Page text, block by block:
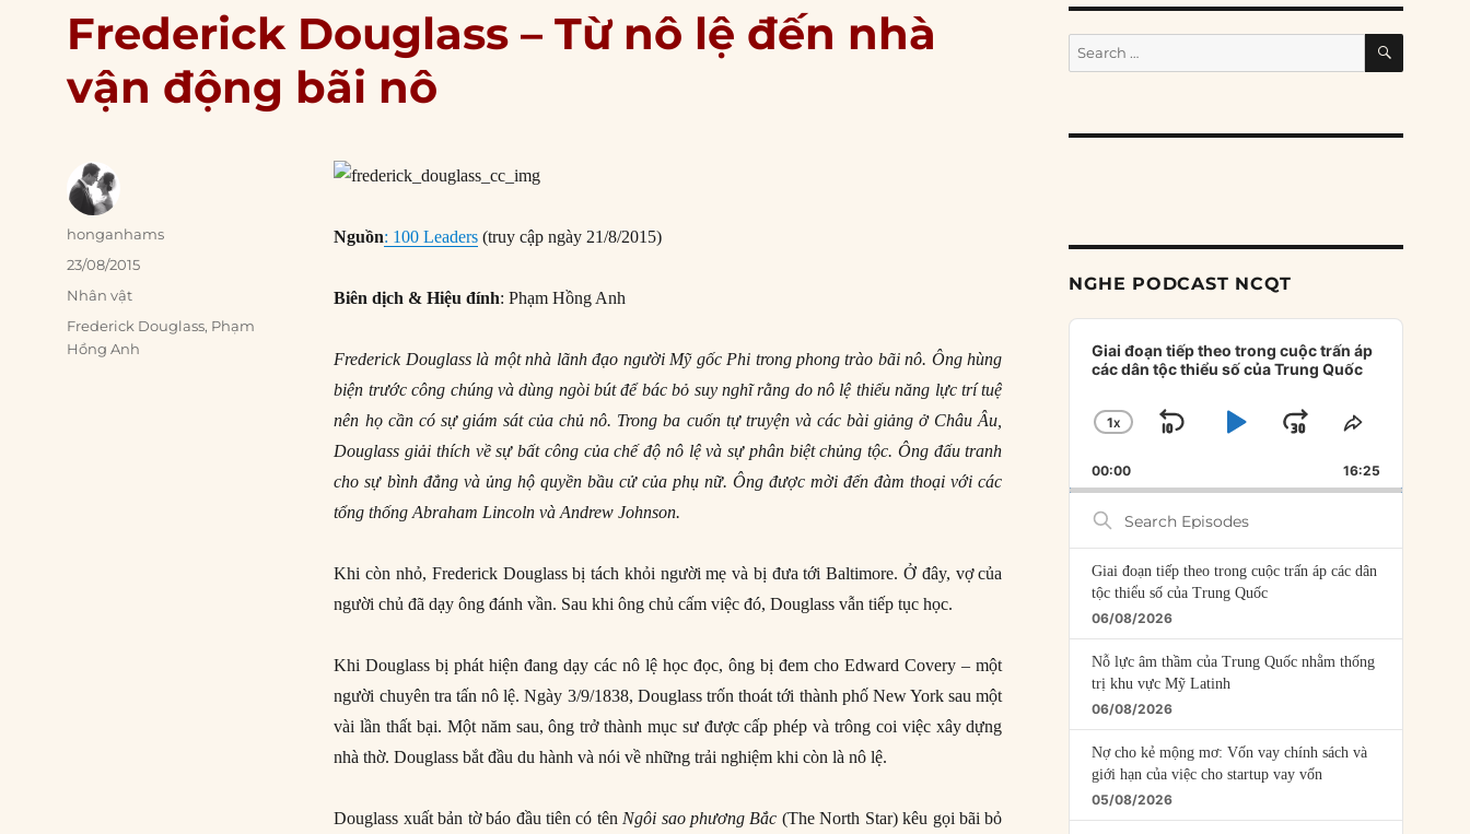
Frederick Douglass – Từ nô lệ đến nhà
vận động bãi nô
Nguồn: 100 Leaders (truy cập ngày 21/8/2015)
Biên dịch & Hiệu đính: Phạm Hồng Anh
Frederick Douglass là một nhà lãnh đạo người Mỹ gốc Phi trong phong trào bãi nô. Ông hùng
biện trước công chúng và dùng ngòi bút để bác bỏ suy nghĩ rằng do nô lệ thiếu năng lực trí tuệ
nên họ cần có sự giám sát của chủ nô. Trong ba cuốn tự truyện và các bài giảng ở Châu Âu,
Douglass giải thích về sự bất công của chế độ nô lệ và sự phân biệt chủng tộc. Ông đấu tranh
cho sự bình đẳng và ủng hộ quyền bầu cử của phụ nữ. Ông được mời đến đàm thoại với các
tổng thống Abraham Lincoln và Andrew Johnson.
Khi còn nhỏ, Frederick Douglass bị tách khỏi người mẹ và bị đưa tới Baltimore. Ở đây, vợ của
người chủ đã dạy ông đánh vần. Sau khi ông chủ cấm việc đó, Douglass vẫn tiếp tục học.
Khi Douglass bị phát hiện đang dạy các nô lệ học đọc, ông bị đem cho Edward Covery – một
người chuyên tra tấn nô lệ. Ngày 3/9/1838, Douglass trốn thoát tới thành phố New York sau một
vài lần thất bại. Một năm sau, ông trở thành mục sư được cấp phép và trông coi việc xây dựng
nhà thờ. Douglass bắt đầu du hành và nói về những trải nghiệm khi còn là nô lệ.
Douglass xuất bản tờ báo đầu tiên có tênNgôi sao phương Bắc (The North Star) kêu gọi bãi bỏ
Author
honganhams
Posted
on
23/08/2015
Categories
Nhân vật
Tags
Frederick Douglass, Phạm
Hồng Anh
Search
for:
SEARCH
NGHE PODCAST NCQT
Audio
Player
Giai đoạn tiếp theo trong cuộc trấn áp
các dân tộc thiểu số của Trung Quốc
CHANGE
RATE
1X
SKIP
BACKWARD
PLAYJUMP
FORWARD
SHARE
EPISODE
00:00 16:25
Search
Episodes
Giai đoạn tiếp theo trong cuộc trấn áp các dân
tộc thiểu số của Trung Quốc
06/08/2026
Nỗ lực âm thầm của Trung Quốc nhằm thống
trị khu vực Mỹ Latinh
06/08/2026
Nợ cho kẻ mộng mơ: Vốn vay chính sách và
giới hạn của việc cho startup vay vốn
05/08/2026